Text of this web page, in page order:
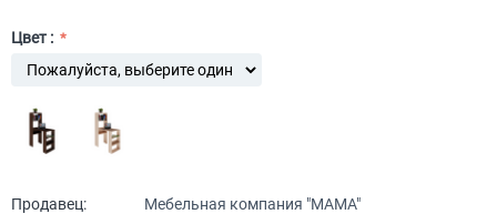
Цвет :
Продавец: Мебельная компания "MAMA"